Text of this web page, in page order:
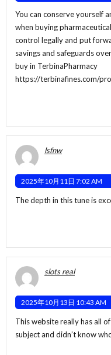
You can conserve yourself
when buying
control legally and put
savings and safeguards
buy in TerbinaPharmacy
https://terbinafines.com/
lsfnw
2025年10月11日 7:02 AM
The depth in this tune is
slots real
2025年10月13日 10:43 AM
This website really has all
subject and didn’t know